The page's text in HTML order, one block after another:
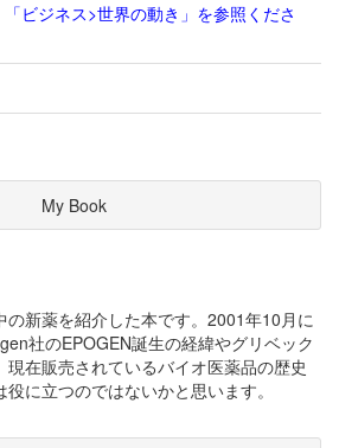
ビジネス>世界の動き」を参照くださ
My Book
の新薬を紹介した本です。2001年10月に
社のEPOGEN誕生の経緯やグリベック
在販売されているバイオ医薬品の歴史
に立つのではないかと思います。